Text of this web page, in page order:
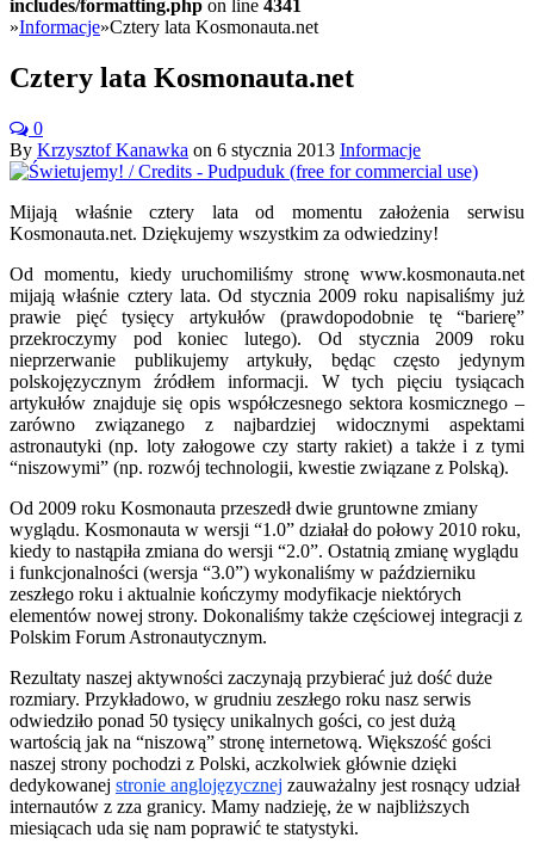
includes/formatting.php on line 4341
»Informacje»Cztery lata Kosmonauta.net
Cztery lata Kosmonauta.net
0
By Krzysztof Kanawka on 6 stycznia 2013 Informacje
Mijają właśnie cztery lata od momentu założenia serwisu
Kosmonauta.net. Dziękujemy wszystkim za odwiedziny!
Od momentu, kiedy uruchomiliśmy stronę www.kosmonauta.net
mijają właśnie cztery lata. Od stycznia 2009 roku napisaliśmy już
prawie pięć tysięcy artykułów (prawdopodobnie tę “barierę”
przekroczymy pod koniec lutego). Od stycznia 2009 roku
nieprzerwanie publikujemy artykuły, będąc często jedynym
polskojęzycznym źródłem informacji. W tych pięciu tysiącach
artykułów znajduje się opis współczesnego sektora kosmicznego –
zarówno związanego z najbardziej widocznymi aspektami
astronautyki (np. loty załogowe czy starty rakiet) a także i z tymi
“niszowymi” (np. rozwój technologii, kwestie związane z Polską).
Od 2009 roku Kosmonauta przeszedł dwie gruntowne zmiany
wyglądu. Kosmonauta w wersji “1.0” działał do połowy 2010 roku,
kiedy to nastąpiła zmiana do wersji “2.0”. Ostatnią zmianę wyglądu
i funkcjonalności (wersja “3.0”) wykonaliśmy w październiku
zeszłego roku i aktualnie kończymy modyfikacje niektórych
elementów nowej strony. Dokonaliśmy także częściowej integracji z
Polskim Forum Astronautycznym.
Rezultaty naszej aktywności zaczynają przybierać już dość duże
rozmiary. Przykładowo, w grudniu zeszłego roku nasz serwis
odwiedziło ponad 50 tysięcy unikalnych gości, co jest dużą
wartością jak na “niszową” stronę internetową. Większość gości
naszej strony pochodzi z Polski, aczkolwiek głównie dzięki
dedykowanej stronie anglojęzycznej zauważalny jest rosnący udział
internautów z zza granicy. Mamy nadzieję, że w najbliższych
miesiącach uda się nam poprawić te statystyki.